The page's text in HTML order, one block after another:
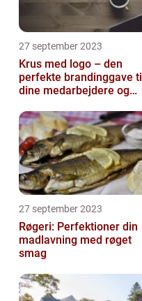
27 september 2023
Krus med logo – den
perfekte brandinggave til
dine medarbejdere og
27 september 2023
Røgeri: Perfektioner din
madlavning med røget
smag